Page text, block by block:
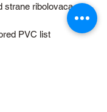
strane ribolovaca
PVC list